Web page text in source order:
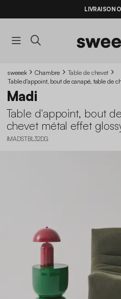
BONS PLANS*
LIVRAISON
sweeek Chambre
Table de chevet
Table d'appoint, bout de canapé, table de
Madi
Table d'appoint, bout
chevet métal effet
IMADSTBL32DG